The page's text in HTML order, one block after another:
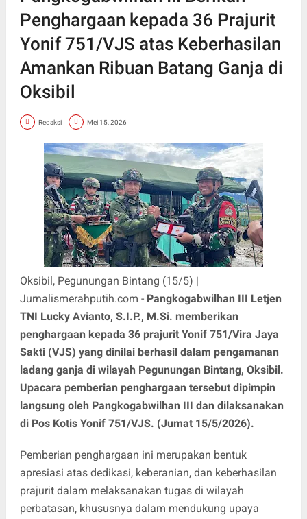
Penghargaan kepada 36 Prajurit
Yonif 751/VJS atas Keberhasilan
Amankan Ribuan Batang Ganja di
Oksibil
Redaksi Mei 15, 2026
Oksibil, Pegunungan Bintang (15/5) |
Jurnalismerahputih.com - Pangkogabwilhan III Letjen
TNI Lucky Avianto, S.I.P., M.Si. memberikan
penghargaan kepada 36 prajurit Yonif 751/Vira Jaya
Sakti (VJS) yang dinilai berhasil dalam pengamanan
ladang ganja di wilayah Pegunungan Bintang, Oksibil.
Upacara pemberian penghargaan tersebut dipimpin
langsung oleh Pangkogabwilhan III dan dilaksanakan
di Pos Kotis Yonif 751/VJS. (Jumat 15/5/2026).
Pemberian penghargaan ini merupakan bentuk
apresiasi atas dedikasi, keberanian, dan keberhasilan
prajurit dalam melaksanakan tugas di wilayah
perbatasan, khususnya dalam mendukung upaya